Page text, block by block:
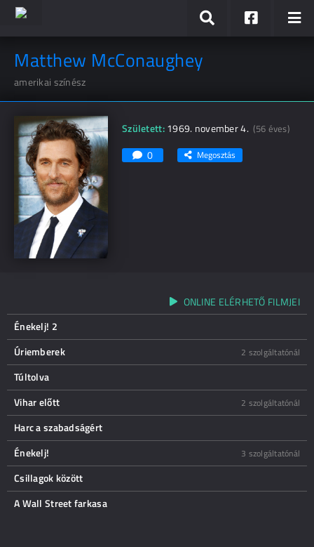
Matthew McConaughey
amerikai színész
Született:1969. november 4.(56 éves)
0 Megosztás
ONLINE ELÉRHETŐ FILMJEI
Énekelj! 2
Úriemberek
2 szolgáltatónál
Túltolva
Vihar előtt
2 szolgáltatónál
Harc a szabadságért
Énekelj!
3 szolgáltatónál
Csillagok között
A Wall Street farkasa